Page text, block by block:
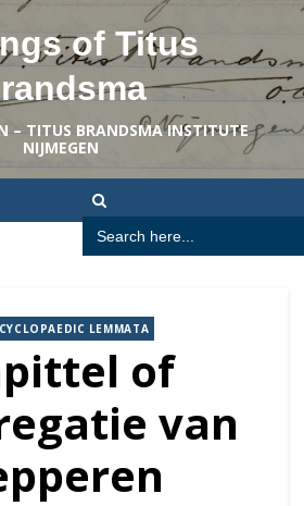
of Titus
– TITUS BRANDSMA INSTITUTE
NIJMEGEN
Search
for:
LEMMATA
of
van